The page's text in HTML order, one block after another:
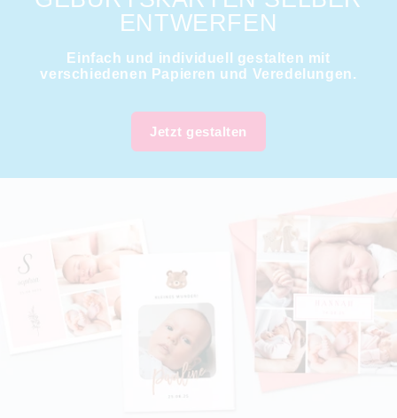
ENTWERFEN
Einfach und individuell gestalten mit
verschiedenen Papieren und Veredelungen.
Jetzt gestalten